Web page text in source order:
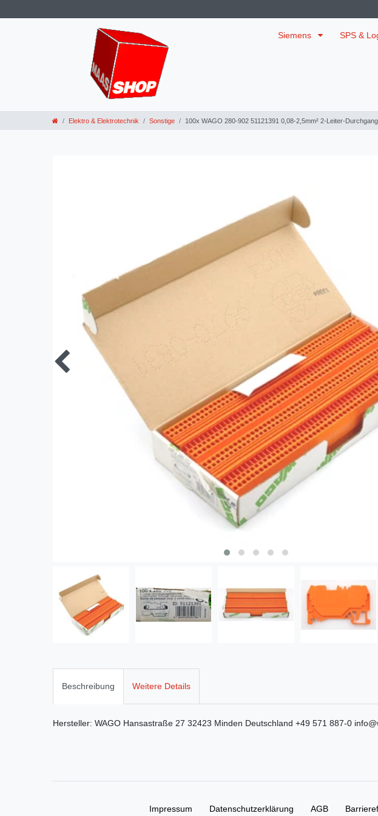
Siemens SPS &
Elektro & Elektrotechnik Sonstige 100x WAGO 280-902 51121391 0,08-2,5mm² 2-Leiter-
Beschreibung Weitere Details
Hersteller: WAGO Hansastraße 27 32423 Minden Deutschland +49 571 887-0
Impressum Daten­schutz­erklärung AGB